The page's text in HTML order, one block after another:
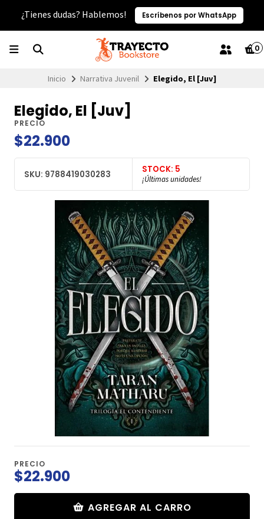
¿Tienes dudas? Hablemos! Escríbenos por WhatsApp
0
Inicio Narrativa Juvenil Elegido, El [Juv]
Elegido, El [Juv]
PRECIO
$22.900
SKU: 9788419030283 STOCK: 5
¡Últimas unidades!
PRECIO
$22.900
AGREGAR AL CARRO